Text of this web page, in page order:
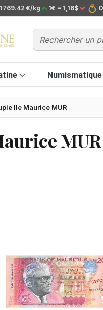
€/kg 1€ = 1,16$
Numismatique
Ile Maurice MUR
MUR